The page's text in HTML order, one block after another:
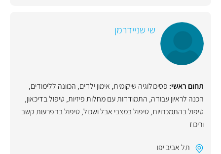
שי שניידרמן
תחום ראשי: פסיכולוגיה שיקומית, אימון ילדים, הכוונה ללימודים,
הכנה לראיון עבודה, התמודדות עם מחלות פיזיות, טיפול בדיכאון,
טיפול בהתמכרויות, טיפול במצבי אבל ושכול, טיפול בהפרעות קשב
וריכוז
תל אביב יפו